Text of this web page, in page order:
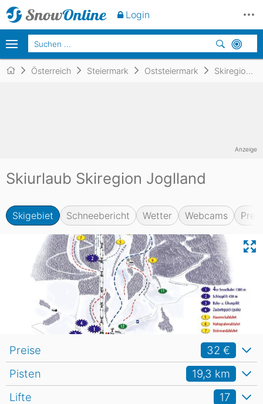
Österreich Steiermark Oststeiermark Skiregion Joglland
Skiurlaub Skiregion Joglland
Skigebiet Schneebericht Wetter Webcams
Anzeige
Lifte 17
Pisten 19,3 km
Preise 32 €
Login